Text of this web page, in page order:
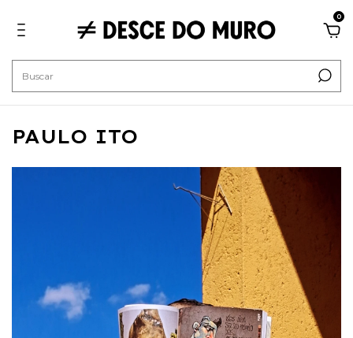
0
PAULO ITO